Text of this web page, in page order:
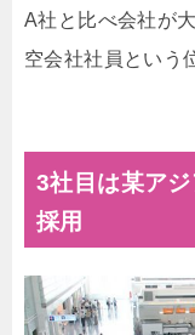
A社と比べ会社が
空会社社員という
3社目は某ア
採用